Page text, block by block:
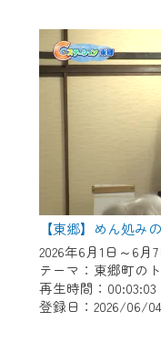
【東郷】めん処み
2026年6月1日～6月
テーマ：東郷町の
再生時間：00:03:03
登録日：2026/06/04
作業の間は、
テナンス中」
ん。
ご不便をおか
よろしくお願